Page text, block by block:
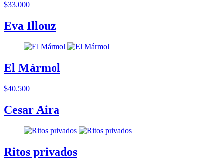
$33.000
Eva Illouz
El Mármol
$40.500
Cesar Aira
Ritos privados